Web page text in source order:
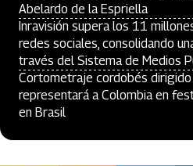
Abelardo de la Espriella
Inravisión supera los 11
redes sociales, consolidando
través del Sistema de Medios
Cortometraje cordobés
representará a Colombia en
en Brasil